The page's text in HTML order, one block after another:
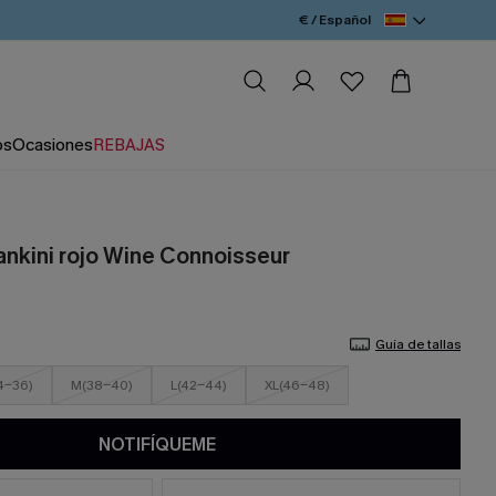
€ / Español
OcasionesREBAJAS
rojo Wine Connoisseur
Guía de tallas
36) M(38-40) L(42-44) XL(46-48)
NOTIFÍQUEME